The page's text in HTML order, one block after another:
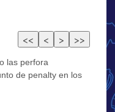
las perfora
de penalty en los